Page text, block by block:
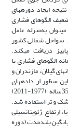
ایجاد دوره‏های
الگوهای فشاری
به‌‌منزلة عامل
سواحل شمالی کشور
دریافت می‏کند.
الگوهای فشاری با
گیلان، مازندران و
منظور از داده‏های
ماهانه بارندگی هفت ایستگاه همدیدی در دوره 35ساله (1977-2011)
و تر استفاده شد.
ژئوپتانسیلی
میانگین بلند‌مدت (دوره